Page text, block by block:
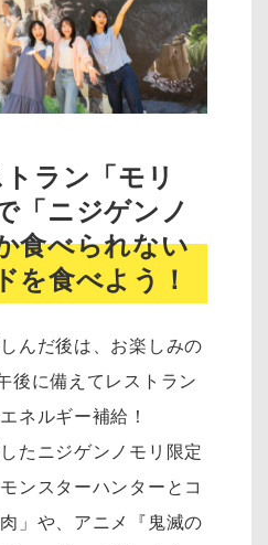
ラン「モリ
「ニジゲンノ
食べられない
を食べよう！
んだ後は、お楽しみの
後に備えてレストラン
ネルギー補給！
たニジゲンノモリ限定
ンスターハンターとコ
」や、アニメ『鬼滅の